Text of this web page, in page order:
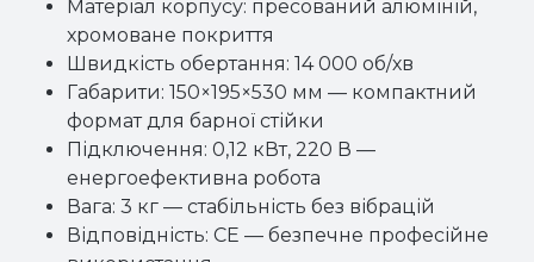
Матеріал корпусу: пресований алюміній,
хромоване покриття
Швидкість обертання: 14 000 об/хв
Габарити: 150×195×530 мм — компактний
формат для барної стійки
Підключення: 0,12 кВт, 220 В —
енергоефективна робота
Вага: 3 кг — стабільність без вібрацій
Відповідність: CE — безпечне професійне